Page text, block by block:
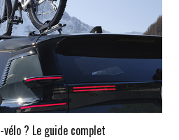
? Le guide complet